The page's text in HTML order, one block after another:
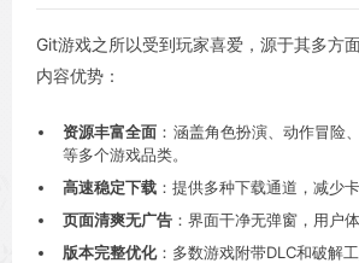
Git游戏之所以受到玩家喜爱，源于其多方
内容优势：
资源丰富全面 ：涵盖角色扮演、动作冒险
等多个游戏品类。
高速稳定下载 ：提供多种下载通道，减少
页面清爽无广告 ：界面干净无弹窗，用户体
版本完整优化：多数游戏附带DLC和破解